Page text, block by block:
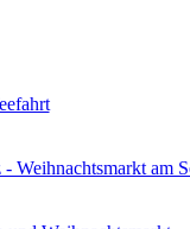
Weihnachtsmarkt am